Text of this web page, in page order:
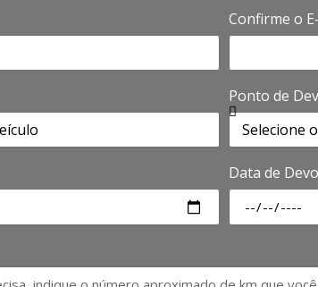
Confirme o
Ponto de
Data de